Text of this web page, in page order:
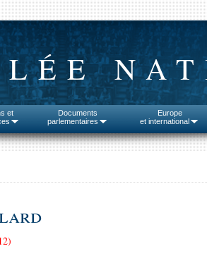
et
Documents
parlementaires
Europe
et international